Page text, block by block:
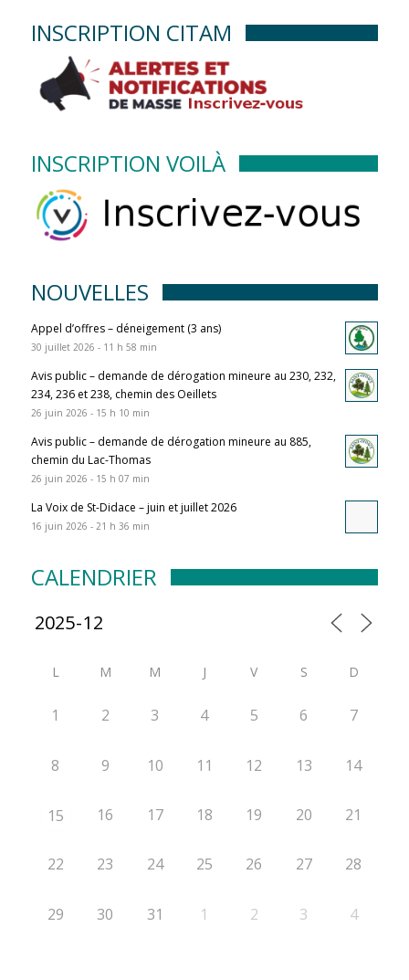
INSCRIPTION CITAM
INSCRIPTION VOILÀ
NOUVELLES
Appel d’offres – déneigement (3 ans)
30 juillet 2026 - 11 h 58 min
Avis public – demande de dérogation mineure au 230, 232,
234, 236 et 238, chemin des Oeillets
26 juin 2026 - 15 h 10 min
Avis public – demande de dérogation mineure au 885,
chemin du Lac-Thomas
26 juin 2026 - 15 h 07 min
La Voix de St-Didace – juin et juillet 2026
16 juin 2026 - 21 h 36 min
CALENDRIER
L M M J V S D
1 2 3 4 5 6 7
8 9 10 11 12 13 14
15 16 17 18 19 20 21
22 23 24 25 26 27 28
29 30 31 1 2 3 4